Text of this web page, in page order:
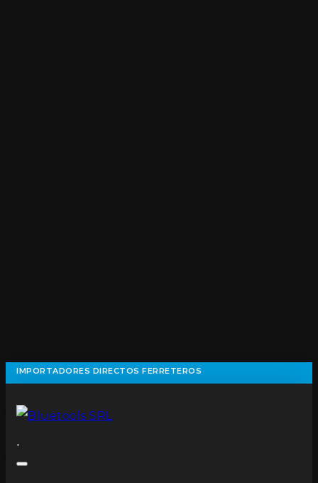
IMPORTADORES DIRECTOS FERRETEROS